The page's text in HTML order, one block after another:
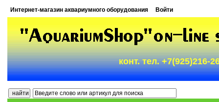
Интернет-магазин аквариумного оборудования Войти
конт. тел. +7(925)216-